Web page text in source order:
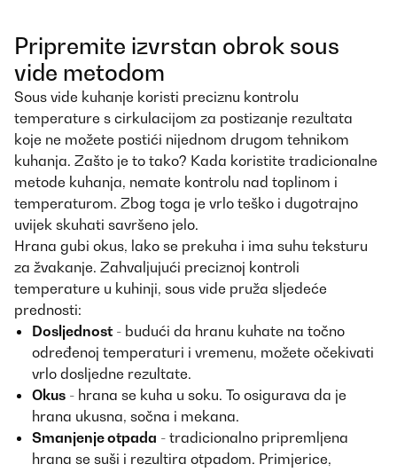
Pripremite izvrstan obrok sous
vide metodom
Sous vide kuhanje koristi preciznu kontrolu
temperature s cirkulacijom za postizanje rezultata
koje ne možete postići nijednom drugom tehnikom
kuhanja. Zašto je to tako? Kada koristite tradicionalne
metode kuhanja, nemate kontrolu nad toplinom i
temperaturom. Zbog toga je vrlo teško i dugotrajno
uvijek skuhati savršeno jelo.
Hrana gubi okus, lako se prekuha i ima suhu teksturu
za žvakanje. Zahvaljujući preciznoj kontroli
temperature u kuhinji, sous vide pruža sljedeće
prednosti:
Dosljednost - budući da hranu kuhate na točno
određenoj temperaturi i vremenu, možete očekivati ​​
vrlo dosljedne rezultate.
Okus - hrana se kuha u soku. To osigurava da je
hrana ukusna, sočna i mekana.
Smanjenje otpada - tradicionalno pripremljena
hrana se suši i rezultira otpadom. Primjerice,